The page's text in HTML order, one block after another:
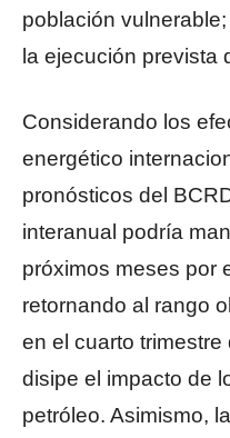
población
la ejecución prevista
Considerando los
energético
pronósticos del
interanual podría
próximos meses por
retornando al rango
en el cuarto
disipe el impacto de
petróleo. Asimismo,